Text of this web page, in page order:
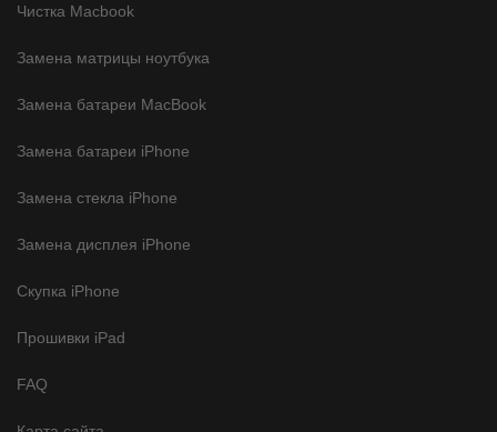
Чистка Macbook
Замена матрицы ноутбука
Замена батареи MacBook
Замена батареи iPhone
Замена стекла iPhone
Замена дисплея iPhone
Скупка iPhone
Прошивки iPad
FAQ